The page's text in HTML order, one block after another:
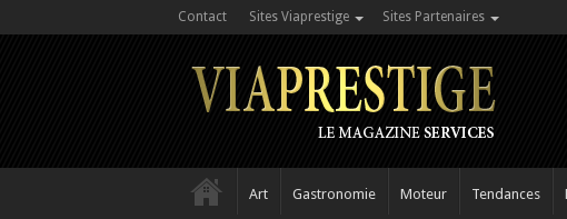
Contact Sites Viaprestige Sites Partenaires
Art Gastronomie Moteur Tendances